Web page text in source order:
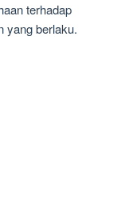
terhadap
yang berlaku.